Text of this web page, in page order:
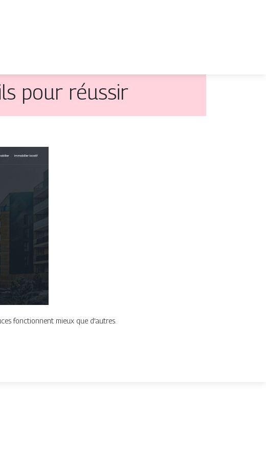
pour réussir
fonctionnent mieux que d'autres.